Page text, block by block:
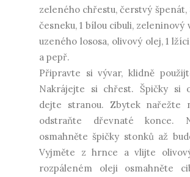
zeleného chřestu, čerstvý špenát,
česneku, 1 bílou cibuli, zeleninový
uzeného lososa, olivový olej, 1
a pepř.
Připravte si vývar, klidně
Nakrájejte si chřest. Špičky si
dejte stranou. Zbytek nařežte
odstraňte dřevnaté konce.
osmahněte špičky stonků až
Vyjměte z hrnce a vlijte
rozpáleném oleji osmahněte